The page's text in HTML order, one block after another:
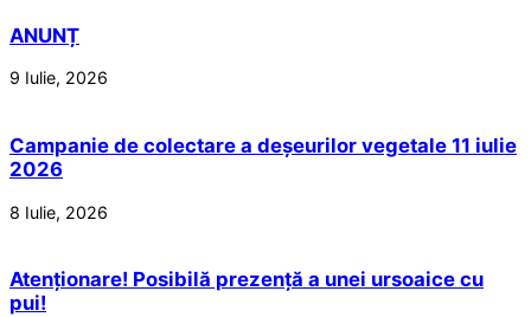
ANUNȚ
9 Iulie, 2026
Campanie de colectare a deșeurilor vegetale 11 iulie
2026
8 Iulie, 2026
Atenționare! Posibilă prezență a unei ursoaice cu
pui!